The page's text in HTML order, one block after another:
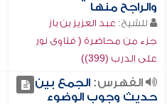
والراجح منها
للشيخ: عبد العزيز بن باز
جزء من محاضرة ( فتاوى نور
على الدرب (399))
الفهرس:الجمع بين
حديث وجوب الوضوء